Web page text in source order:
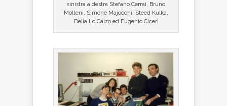
sinistra a destra Stefano Cerrai, Bruno
Molteni, Simone Majocchi, Steed Kulka,
Delia Lo Calzo ed Eugenio Ciceri